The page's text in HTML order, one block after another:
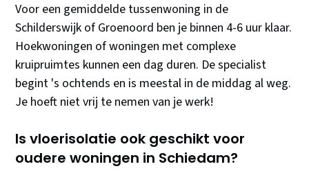
Voor een gemiddelde tussenwoning in de
Schilderswijk of Groenoord ben je binnen 4-6 uur klaar.
Hoekwoningen of woningen met complexe
kruipruimtes kunnen een dag duren. De specialist
begint 's ochtends en is meestal in de middag al weg.
Je hoeft niet vrij te nemen van je werk!
Is vloerisolatie ook geschikt voor
oudere woningen in Schiedam?